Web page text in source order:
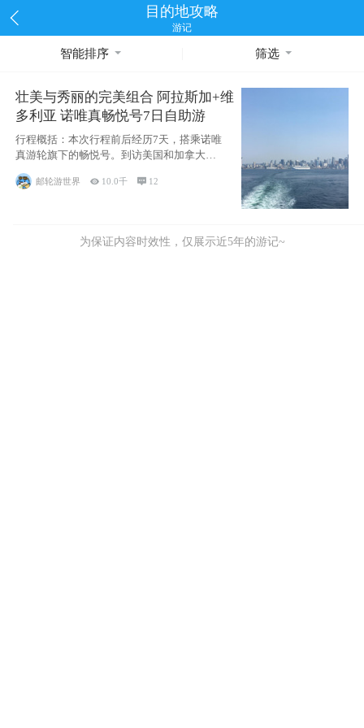
目的地攻略
游记
智能排序 筛选
壮美与秀丽的完美组合 阿拉斯加+维
多利亚 诺唯真畅悦号7日自助游
行程概括：本次行程前后经历7天，搭乘诺唯
真游轮旗下的畅悦号。到访美国和加拿大的4
个州/省：美国华盛顿州
邮轮游世界  10.0千  12
为保证内容时效性，仅展示近5年的游记~